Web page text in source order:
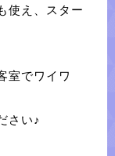
使え、スター
室でワイワ
さい♪